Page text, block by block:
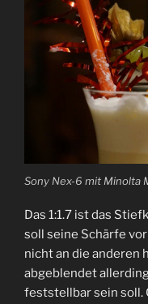
Sony Nex-6 mit Minolta
Das 1:1.7 ist das
soll seine Schärfe
nicht an die anderen
abgeblendet
feststellbar sein soll.